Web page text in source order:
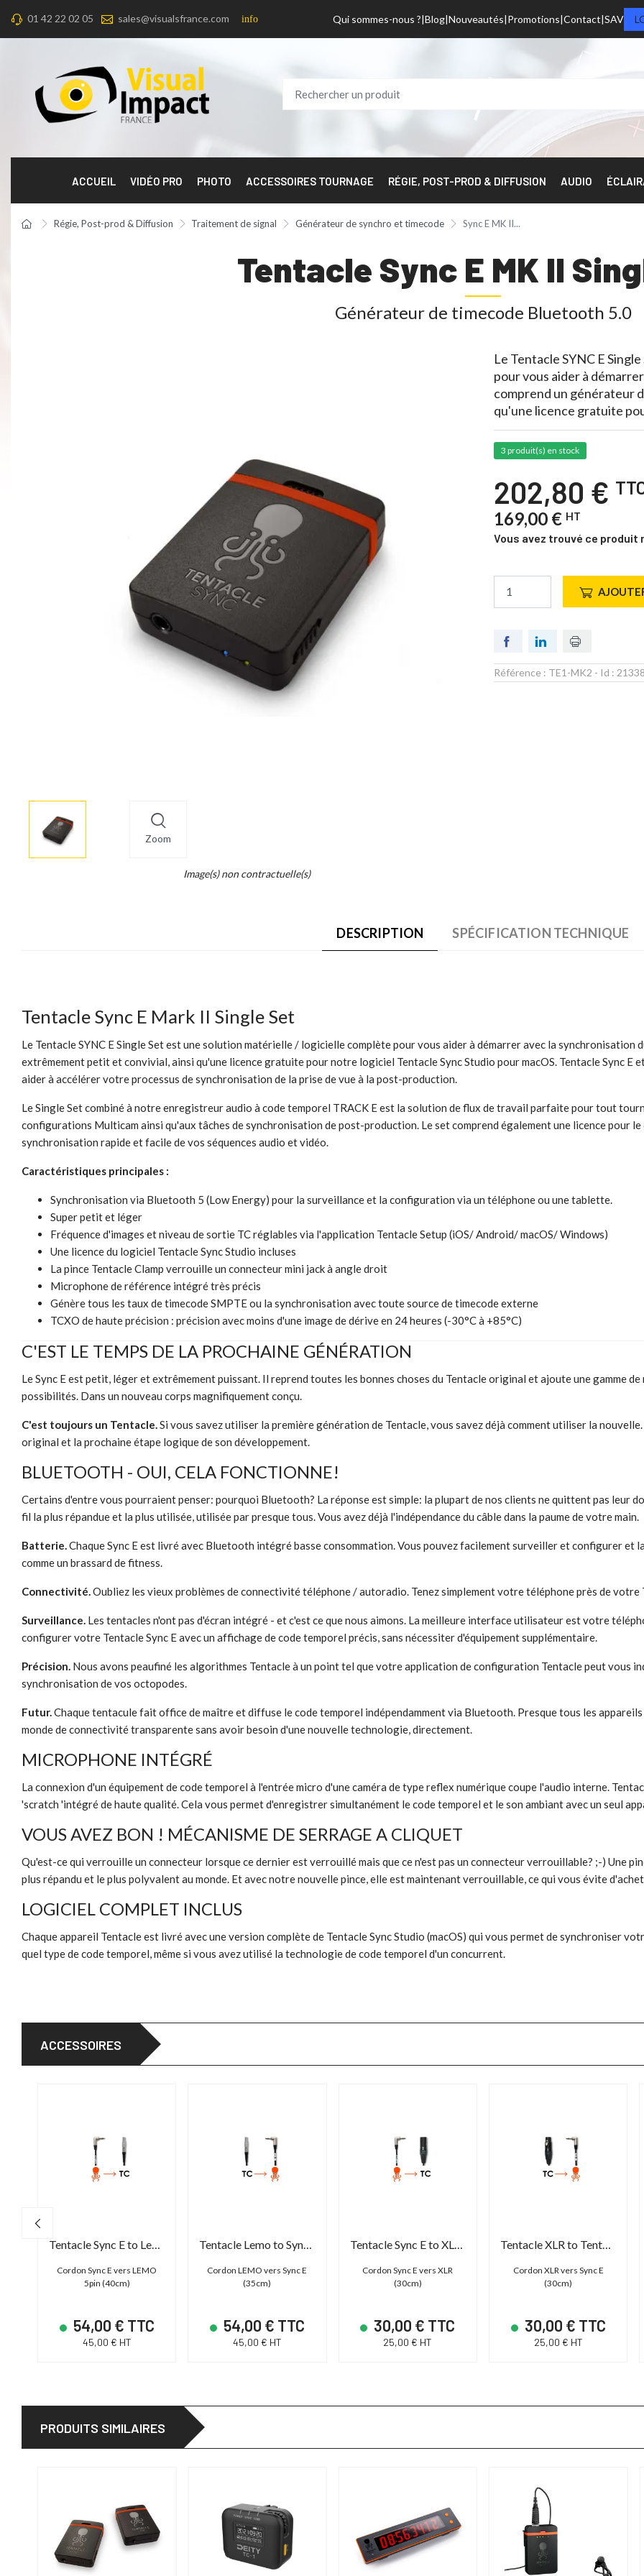
01 42 22 02 05 sales@visualsfrance.com info Qui sommes-nous ? Blog Nouveautés Promotions Contact SAV
ACCUEIL VIDÉO PRO PHOTO ACCESSOIRES TOURNAGE RÉGIE, POST-PROD & DIFFUSION AUDIO
Régie, Post-prod & Diffusion Traitement de signal Générateur de synchro et timecode Sync E MK II...
Tentacle Sync E MK II
Générateur de timecode Bluetooth 5.0
Zoom
More
info
Image(s) non contractuelle(s)
Le Tentacle SYNC E
pour vous aider à
comprend un générateur
qu'une licence gratuite
3 produit(s) en stock
202,80 €
169,00 € HT
Vous avez trouvé ce produit
Référence : TE1-MK2 - Id :
DESCRIPTION SPÉCIFICATION TECHNIQUE
Tentacle Sync E Mark II Single Set
Le Tentacle SYNC E Single Set est une solution matérielle / logicielle complète pour vous aider à démarrer avec la synchronisation
extrêmement petit et convivial, ainsi qu'une licence gratuite pour notre logiciel Tentacle Sync Studio pour macOS. Tentacle Sync E
aider à accélérer votre processus de synchronisation de la prise de vue à la post-production.
Le Single Set combiné à notre enregistreur audio à code temporel TRACK E est la solution de flux de travail parfaite pour tout
configurations Multicam ainsi qu'aux tâches de synchronisation de post-production. Le set comprend également une licence pour
synchronisation rapide et facile de vos séquences audio et vidéo.
Caractéristiques principales :
Synchronisation via Bluetooth 5 (Low Energy) pour la surveillance et la configuration via un téléphone ou une tablette.
Super petit et léger
Fréquence d'images et niveau de sortie TC réglables via l'application Tentacle Setup (iOS/ Android/ macOS/ Windows)
Une licence du logiciel Tentacle Sync Studio incluses
La pince Tentacle Clamp verrouille un connecteur mini jack à angle droit
Microphone de référence intégré très précis
Génère tous les taux de timecode SMPTE ou la synchronisation avec toute source de timecode externe
TCXO de haute précision : précision avec moins d'une image de dérive en 24 heures (-30°C à +85°C)
C'EST LE TEMPS DE LA PROCHAINE GÉNÉRATION
Le Sync E est petit, léger et extrêmement puissant. Il reprend toutes les bonnes choses du Tentacle original et ajoute une gamme
possibilités. Dans un nouveau corps magnifiquement conçu.
C'est toujours un Tentacle.Si vous savez utiliser la première génération de Tentacle, vous savez déjà comment utiliser la
original et la prochaine étape logique de son développement.
BLUETOOTH - OUI, CELA FONCTIONNE!
Certains d'entre vous pourraient penser: pourquoi Bluetooth? La réponse est simple: la plupart de nos clients ne quittent pas leur
fil la plus répandue et la plus utilisée, utilisée par presque tous. Vous avez déjà l'indépendance du câble dans la paume de votre main.
Batterie.Chaque Sync E est livré avec Bluetooth intégré basse consommation. Vous pouvez facilement surveiller et configurer et
comme un brassard de fitness.
Connectivité.Oubliez les vieux problèmes de connectivité téléphone / autoradio. Tenez simplement votre téléphone près de
Surveillance. Les tentacles n'ont pas d'écran intégré - et c'est ce que nous aimons. La meilleure interface utilisateur est votre
configurer votre Tentacle Sync E avec un affichage de code temporel précis, sans nécessiter d'équipement supplémentaire.
Précision. Nous avons peaufiné les algorithmes Tentacle à un point tel que votre application de configuration Tentacle peut vous
synchronisation de vos octopodes.
Futur.Chaque tentacule fait office de maître et diffuse le code temporel indépendamment via Bluetooth. Presque tous les
monde de connectivité transparente sans avoir besoin d'une nouvelle technologie, directement.
MICROPHONE INTÉGRÉ
La connexion d'un équipement de code temporel à l'entrée micro d'une caméra de type reflex numérique coupe l'audio interne.
'scratch 'intégré de haute qualité. Cela vous permet d'enregistrer simultanément le code temporel et le son ambiant avec un seul
VOUS AVEZ BON ! MÉCANISME DE SERRAGE A CLIQUET
Qu'est-ce qui verrouille un connecteur lorsque ce dernier est verrouillé mais que ce n'est pas un connecteur verrouillable? ;-) Une
plus répandu et le plus polyvalent au monde. Et avec notre nouvelle pince, elle est maintenant verrouillable, ce qui vous évite
LOGICIEL COMPLET INCLUS
Chaque appareil Tentacle est livré avec une version complète de Tentacle Sync Studio (macOS) qui vous permet de synchroniser
quel type de code temporel, même si vous avez utilisé la technologie de code temporel d'un concurrent.
ACCESSOIRES
Tentacle Sync E to Lemo 5-pin cable
Cordon Sync E vers LEMO
5pin (40cm)
54,00 € TTC
45,00 € HT
Tentacle Lemo to Sync E cable
Cordon LEMO vers Sync E
(35cm)
54,00 € TTC
45,00 € HT
Tentacle Sync E to XLR cable
Cordon Sync E vers XLR
(30cm)
30,00 € TTC
25,00 € HT
Tentacle XLR to Tentacle cable
Cordon XLR vers Sync E
(30cm)
30,00 € TTC
25,00 € HT
PRODUITS SIMILAIRES